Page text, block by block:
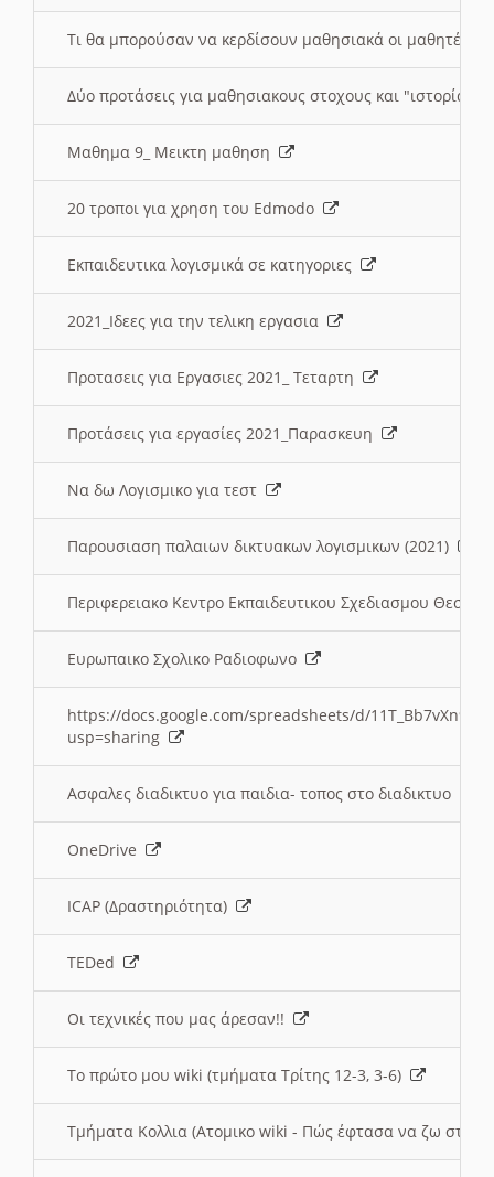
Τι θα μπορούσαν να κερδίσουν μαθησιακά οι μαθητές/
Δύο προτάσεις για μαθησιακους στοχους και "ιστορία"
Μαθημα 9_ Μεικτη μαθηση
20 τροποι για χρηση του Edmodo
Εκπαιδευτικα λογισμικά σε κατηγοριες
2021_Ιδεες για την τελικη εργασια
Προτασεις για Εργασιες 2021_ Τεταρτη
Προτάσεις για εργασίες 2021_Παρασκευη
Να δω Λογισμικο για τεστ
Παρουσιαση παλαιων δικτυακων λογισμικων (2021)
Περιφερειακο Κεντρο Εκπαιδευτικου Σχεδιασμου
Ευρωπαικο Σχολικο Ραδιοφωνο
https://docs.google.com/spreadsheets/d/
usp=sharing
Ασφαλες διαδικτυο για παιδια- τοπος στο διαδικτυο
OneDrive
ICAP (Δραστηριότητα)
TEDed
Οι τεχνικές που μας άρεσαν!!
Το πρώτο μου wiki (τμήματα Τρίτης 12-3, 3-6)
Τμήματα Κολλια (Ατομικο wiki - Πώς έφτασα να ζω στην